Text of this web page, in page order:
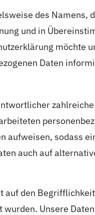
des
und in
möchte
Daten
aufweisen, sodass
auch auf
auf den
Unsere